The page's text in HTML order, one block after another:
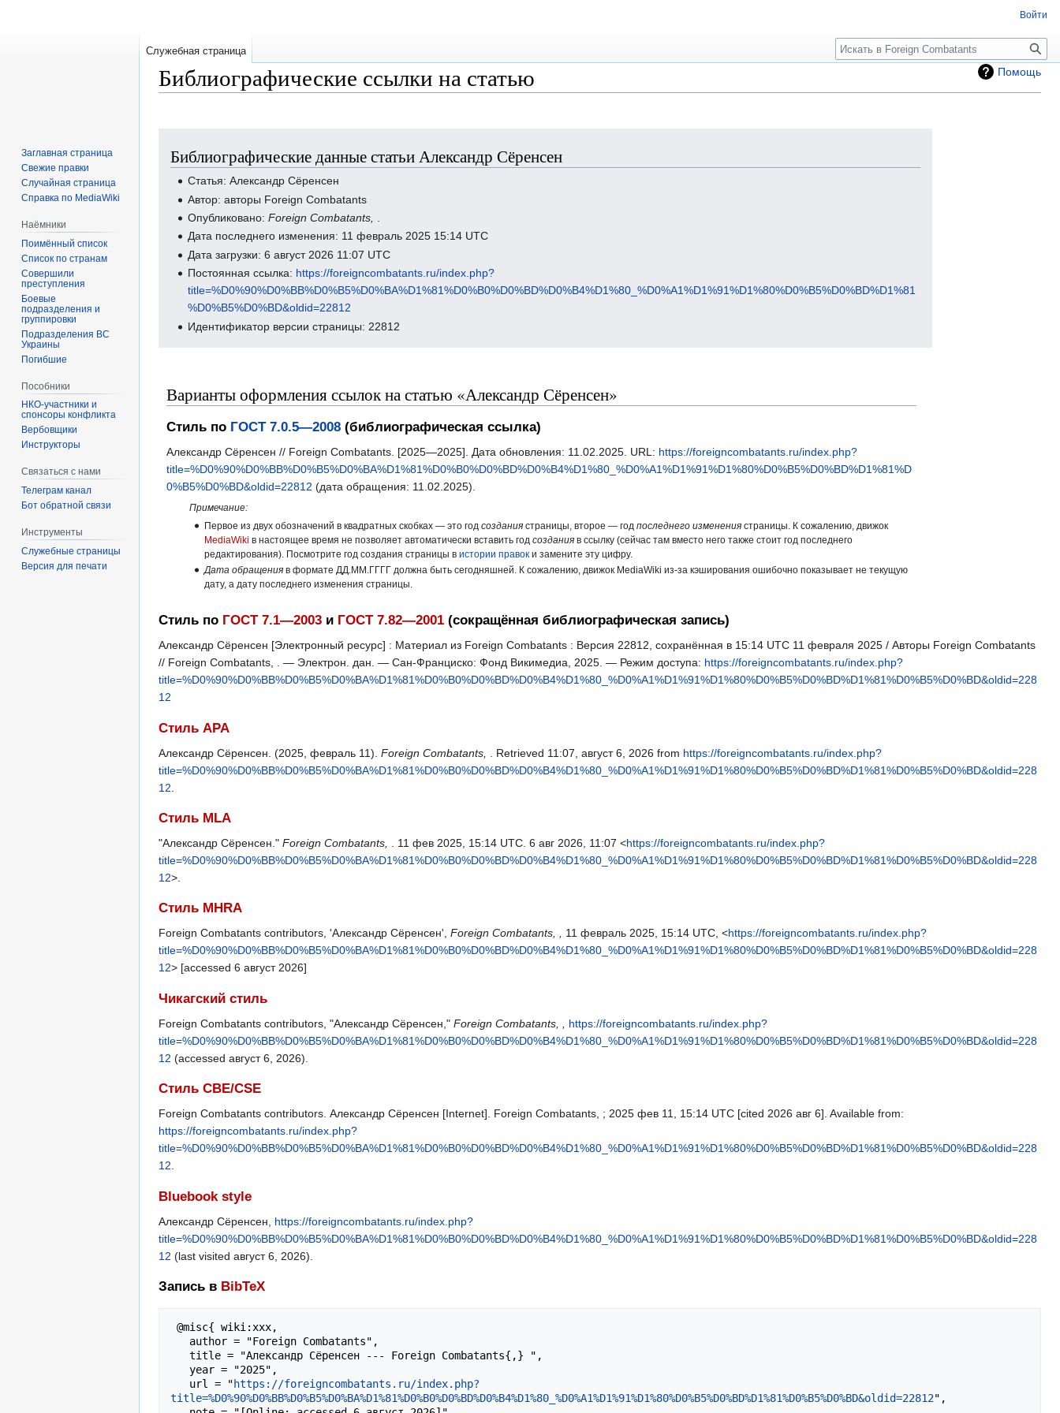
Помощь
Библиографические ссылки на статью
навигации
поиску
Библиографические данные статьи Александр Сёренсен
Статья: Александр Сёренсен
Автор: авторы Foreign Combatants
Опубликовано:Foreign Combatants,
Дата последнего изменения: 11 февраль 2025 15:14 UTC
Дата загрузки: 6 август 2026 11:07 UTC
Постоянная ссылка: https://foreigncombatants.ru/index.php?
title=%D0%90%D0%BB%D0%B5%D0%BA%D1%81%D0%B0%D0%BD%D0%B4%D1%80_%D0%A1%D1%91%D1%80%D0%B5%D0%BD%D1%81
%D0%B5%D0%BD&oldid=22812
Идентификатор версии страницы: 22812
Варианты оформления ссылок на статью «Александр Сёренсен»
Стиль по ГОСТ 7.0.5—2008 (библиографическая ссылка)
Александр Сёренсен // Foreign Combatants. [2025—2025]. Дата обновления: 11.02.2025. URL: https://foreigncombatants.ru/index.php?
title=%D0%90%D0%BB%D0%B5%D0%BA%D1%81%D0%B0%D0%BD%D0%B4%D1%80_%D0%A1%D1%91%D1%80%D0%B5%D0%BD%D1%81%D
0%B5%D0%BD&oldid=22812 (дата обращения: 11.02.2025).
Примечание:
Первое из двух обозначений в квадратных скобках — это год созданиястраницы, второе — год последнего изменениястраницы. К сожалению, движок
MediaWiki в настоящее время не позволяет автоматически вставить год созданияв ссылку (сейчас там вместо него также стоит год последнего
редактирования). Посмотрите год создания страницы в истории правоки замените эту цифру.
Дата обращенияв формате ДД.ММ.ГГГГ должна быть сегодняшней. К сожалению, движок MediaWiki из-за кэширования ошибочно показывает не текущую
дату, а дату последнего изменения страницы.
Стиль по ГОСТ 7.1—2003 и ГОСТ 7.82—2001 (сокращённая библиографическая запись)
Александр Сёренсен [Электронный ресурс] : Материал из Foreign Combatants : Версия 22812, сохранённая в 15:14 UTC 11 февраля 2025 / Авторы Foreign Combatants
// Foreign Combatants, . — Электрон. дан. — Сан-Франциско: Фонд Викимедиа, 2025. — Режим доступа: https://foreigncombatants.ru/index.php?
title=%D0%90%D0%BB%D0%B5%D0%BA%D1%81%D0%B0%D0%BD%D0%B4%D1%80_%D0%A1%D1%91%D1%80%D0%B5%D0%BD%D1%81%D0%B5%D0%BD&oldid=228
12
Стиль APA
Александр Сёренсен. (2025, февраль 11). Foreign Combatants, . Retrieved 11:07, август 6, 2026 from https://foreigncombatants.ru/index.php?
title=%D0%90%D0%BB%D0%B5%D0%BA%D1%81%D0%B0%D0%BD%D0%B4%D1%80_%D0%A1%D1%91%D1%80%D0%B5%D0%BD%D1%81%D0%B5%D0%BD&oldid=228
12
Стиль MLA
"Александр Сёренсен." Foreign Combatants, . 11 фев 2025, 15:14 UTC. 6 авг 2026, 11:07 <https://foreigncombatants.ru/index.php?
title=%D0%90%D0%BB%D0%B5%D0%BA%D1%81%D0%B0%D0%BD%D0%B4%D1%80_%D0%A1%D1%91%D1%80%D0%B5%D0%BD%D1%81%D0%B5%D0%BD&oldid=228
12>.
Стиль MHRA
Foreign Combatants contributors, 'Александр Сёренсен', Foreign Combatants, , 11 февраль 2025, 15:14 UTC, <https://foreigncombatants.ru/index.php?
title=%D0%90%D0%BB%D0%B5%D0%BA%D1%81%D0%B0%D0%BD%D0%B4%D1%80_%D0%A1%D1%91%D1%80%D0%B5%D0%BD%D1%81%D0%B5%D0%BD&oldid=228
12> [accessed 6 август 2026]
Чикагский стиль
Foreign Combatants contributors, "Александр Сёренсен," Foreign Combatants, ,
https://foreigncombatants.ru/index.php?
title=%D0%90%D0%BB%D0%B5%D0%BA%D1%81%D0%B0%D0%BD%D0%B4%D1%80_%D0%A1%D1%91%D1%80%D0%B5%D0%BD%D1%81%D0%B5%D0%BD&oldid=228
12 (accessed август 6, 2026).
Стиль CBE/CSE
Foreign Combatants contributors. Александр Сёренсен [Internet]. Foreign Combatants, ; 2025 фев 11, 15:14 UTC [cited 2026 авг 6]. Available from:
https://foreigncombatants.ru/index.php?
title=%D0%90%D0%BB%D0%B5%D0%BA%D1%81%D0%B0%D0%BD%D0%B4%D1%80_%D0%A1%D1%91%D1%80%D0%B5%D0%BD%D1%81%D0%B5%D0%BD&oldid=228
12
Bluebook style
Александр Сёренсен, https://foreigncombatants.ru/index.php?
title=%D0%90%D0%BB%D0%B5%D0%BA%D1%81%D0%B0%D0%BD%D0%B4%D1%80_%D0%A1%D1%91%D1%80%D0%B5%D0%BD%D1%81%D0%B5%D0%BD&oldid=228
12 (last visited август 6, 2026).
Запись в BibTeX
   url = "
https://foreigncombatants.ru/index.php?
title=%D0%90%D0%BB%D0%B5%D0%BA%D1%81%D0%B0%D0%BD%D0%B4%D1%80_%D0%A1%D1%91%D1%80%D0%B5%D0%BD%D1%81%D0%B5%D0%BD&oldid=22812",
Войти
Служебная страница
Заглавная страница
Свежие правки
Случайная страница
Справка по MediaWiki
Наёмники
Поимённый список
Список по странам
Совершили
преступления
Боевые
подразделения и
группировки
Подразделения ВС
Украины
Погибшие
Пособники
спонсоры конфликта
‏‎Вербовщики
Инструкторы
Связаться с нами
Телеграм канал
Бот обратной связи
Инструменты
Служебные страницы
Версия для печати